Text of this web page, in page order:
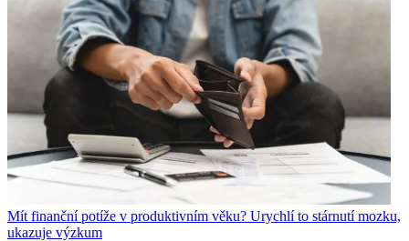
Mít finanční potíže v produktivním věku? Urychlí to stárnutí mozku,
ukazuje výzkum